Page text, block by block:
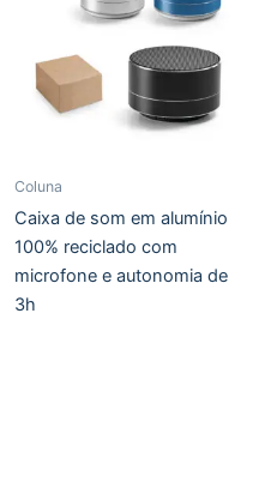
Coluna
Caixa de som em alumínio
100% reciclado com
microfone e autonomia de
3h